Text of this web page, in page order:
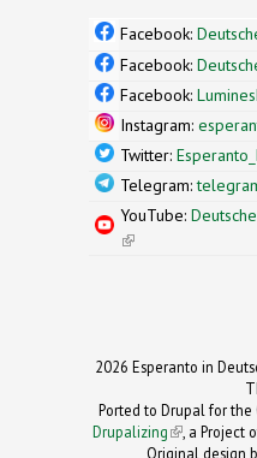
Facebook:
Facebook:
Facebook:
Instagram:
Twitter:
Telegram:
YouTube:
(link is external)
2026 Esperanto in
Ported to Drupal for
Drupalizing(link is, a Project
Original design